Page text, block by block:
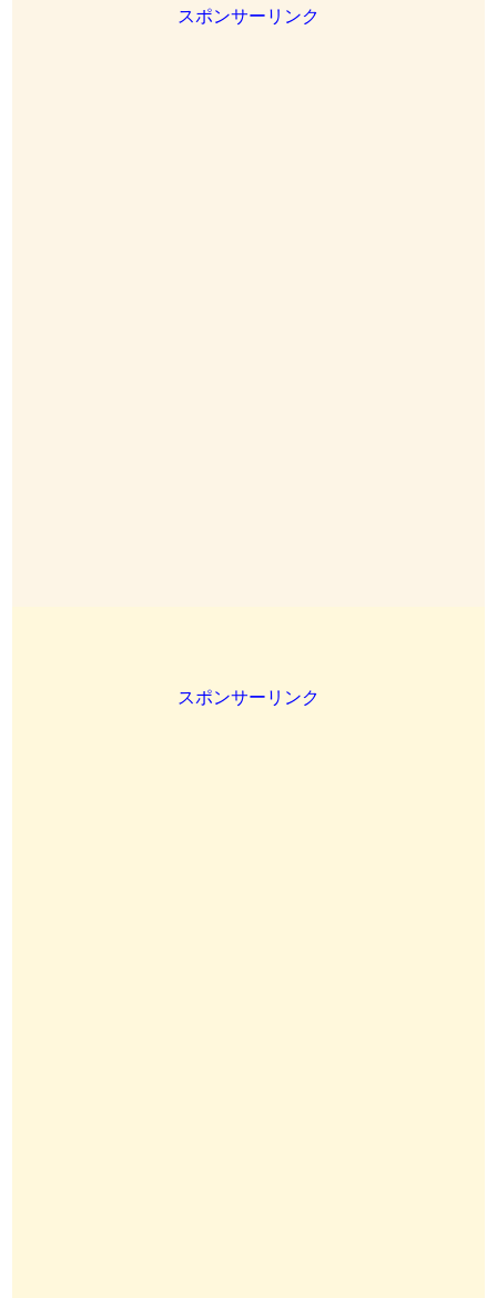
スポンサーリンク
スポンサーリンク